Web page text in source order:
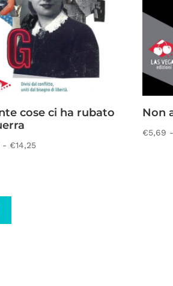
cose ci ha rubato
- €14,25Fascia
Non
€5,69 -